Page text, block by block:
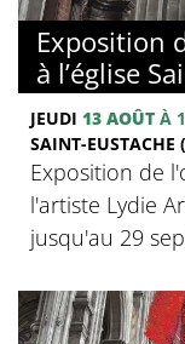
Exposition
à l’église
JEUDI 13 AOÛT À
SAINT-EUSTACHE
Exposition de
l'artiste Lydie
jusqu'au 29